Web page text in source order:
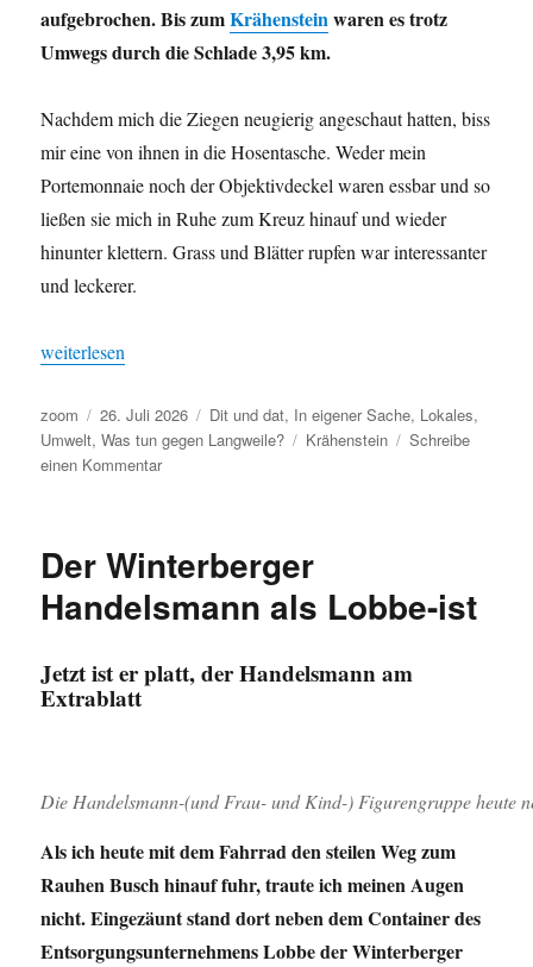
aufgebrochen. Bis zumKrähensteinwaren es trotz
Umwegs durch die Schlade 3,95 km.
Nachdem mich die Ziegen neugierig angeschaut hatten, biss
mir eine von ihnen in die Hosentasche. Weder mein
Portemonnaie noch der Objektivdeckel waren essbar und so
ließen sie mich in Ruhe zum Kreuz hinauf und wieder
hinunter klettern. Grass und Blätter rupfen war interessanter
und leckerer.
„Guckst du! Kleine Abendrunde zum Krähenstein“
weiterlesen
Autor
zoom
Veröffentlicht
am
26. Juli 2026 Kategorien
Dit und dat, In eigener Sache, Lokales,
Umwelt,Was tun gegen Langweile? Schlagwörter
Krähenstein
Schreibe
einen Kommentarzu
Abendrunde
Krähenstein
Der Winterberger
Handelsmann als Lobbe-ist
Jetzt ist er platt, der Handelsmann am
Extrablatt
Die Handelsmann-(und Frau- und Kind-) Figurengruppe heute
Als ich heute mit dem Fahrrad den steilen Weg zum
Rauhen Busch hinauf fuhr, traute ich meinen Augen
nicht. Eingezäunt stand dort neben dem Container des
Entsorgungsunternehmens Lobbe der Winterberger